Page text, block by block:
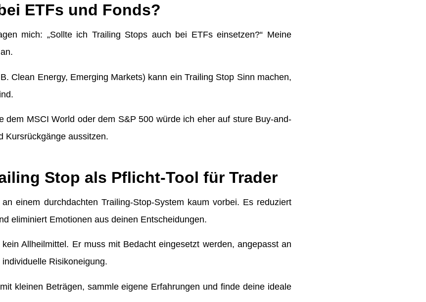
ETFs und Fonds?
mich: „Sollte ich Trailing Stops auch bei ETFs einsetzen?“ Meine
Clean Energy, Emerging Markets) kann ein Trailing Stop Sinn machen,
dem MSCI World oder dem S&P 500 würde ich eher auf sture Buy-and-
Kursrückgänge aussitzen.
Stop als Pflicht-Tool für Trader
einem durchdachten Trailing-Stop-System kaum vorbei. Es reduziert
eliminiert Emotionen aus deinen Entscheidungen.
Allheilmittel. Er muss mit Bedacht eingesetzt werden, angepasst an
Risikoneigung.
kleinen Beträgen, sammle eigene Erfahrungen und finde deine ideale